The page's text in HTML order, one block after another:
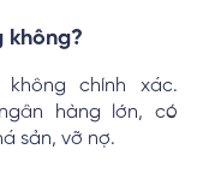
không?
chính xác.
hàng lớn, có
sản, vỡ nợ.